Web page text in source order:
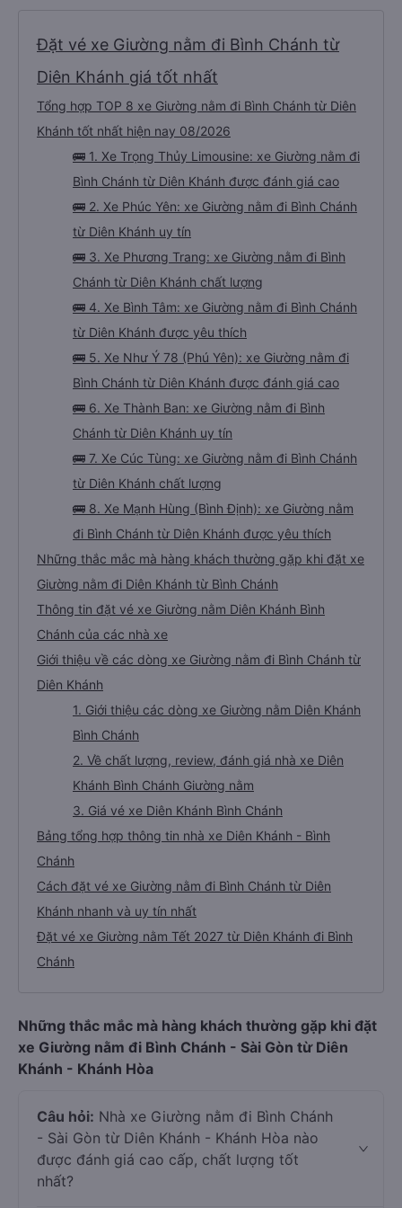
Đặt vé xe Giường nằm đi Bình Chánh từ
Diên Khánh giá tốt nhất
Tổng hợp TOP 8 xe Giường nằm đi Bình Chánh từ Diên
Khánh tốt nhất hiện nay 08/2026
🚌 1. Xe Trọng Thủy Limousine: xe Giường nằm đi
Bình Chánh từ Diên Khánh được đánh giá cao
🚌 2. Xe Phúc Yên: xe Giường nằm đi Bình Chánh
từ Diên Khánh uy tín
🚌 3. Xe Phương Trang: xe Giường nằm đi Bình
Chánh từ Diên Khánh chất lượng
🚌 4. Xe Bình Tâm: xe Giường nằm đi Bình Chánh
từ Diên Khánh được yêu thích
🚌 5. Xe Như Ý 78 (Phú Yên): xe Giường nằm đi
Bình Chánh từ Diên Khánh được đánh giá cao
🚌 6. Xe Thành Ban: xe Giường nằm đi Bình
Chánh từ Diên Khánh uy tín
🚌 7. Xe Cúc Tùng: xe Giường nằm đi Bình Chánh
từ Diên Khánh chất lượng
🚌 8. Xe Mạnh Hùng (Bình Định): xe Giường nằm
đi Bình Chánh từ Diên Khánh được yêu thích
Những thắc mắc mà hàng khách thường gặp khi đặt xe
Giường nằm đi Diên Khánh từ Bình Chánh
Thông tin đặt vé xe Giường nằm Diên Khánh Bình
Chánh của các nhà xe
Giới thiệu về các dòng xe Giường nằm đi Bình Chánh từ
Diên Khánh
1. Giới thiệu các dòng xe Giường nằm Diên Khánh
Bình Chánh
2. Về chất lượng, review, đánh giá nhà xe Diên
Khánh Bình Chánh Giường nằm
3. Giá vé xe Diên Khánh Bình Chánh
Bảng tổng hợp thông tin nhà xe Diên Khánh - Bình
Chánh
Cách đặt vé xe Giường nằm đi Bình Chánh từ Diên
Khánh nhanh và uy tín nhất
Đặt vé xe Giường nằm Tết 2027 từ Diên Khánh đi Bình
Chánh
Những thắc mắc mà hàng khách thường gặp khi đặt
xe Giường nằm đi Bình Chánh - Sài Gòn từ Diên
Khánh - Khánh Hòa
Câu hỏi: Nhà xe Giường nằm đi Bình Chánh
- Sài Gòn từ Diên Khánh - Khánh Hòa nào
được đánh giá cao cấp, chất lượng tốt
nhất?